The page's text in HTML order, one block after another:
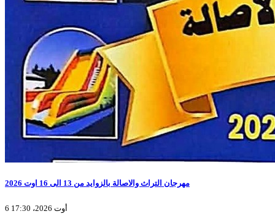
مهرجان التراث والاصالة بالزوايد من 13 الى 16 اوت 2026
6 أوت 2026، 17:30